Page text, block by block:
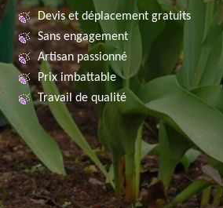
Devis et déplacement gratuits
Sans engagement
Artisan passionné
Prix imbattable
Travail de qualité